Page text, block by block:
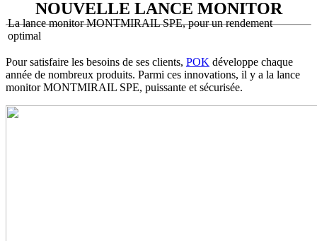
NOUVELLE LANCE MONITOR
Lalance monitorMONTMIRAILSPE, pour un rendement
optimal
Pour satisfaire les besoins de ses clients, POK développe chaque
année de nombreux produits. Parmi ces innovations, il y a la lance
monitor MONTMIRAIL SPE, puissante et sécurisée.